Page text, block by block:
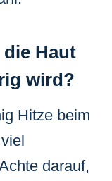
Haut
wird?
Hitze beim
darauf,